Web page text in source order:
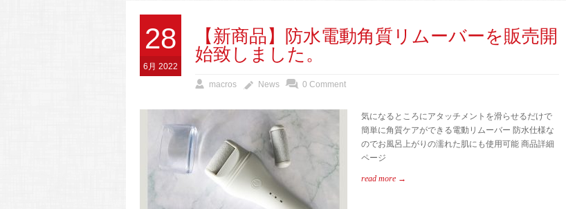
28
6月 2022
【新商品】防水電動角質リムーバーを販売開
始致しました。
macros News 0 Comment
気になるところにアタッチメントを滑らせるだけで
簡単に角質ケアができる電動リムーバー 防水仕様な
のでお風呂上がりの濡れた肌にも使用可能 商品詳細
ページ
read more →